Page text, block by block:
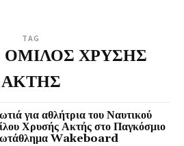
TAG
ΟΜΙΛΟΣ ΧΡΥΣΗΣ
ΑΚΤΗΣ
για αθλήτρια του Ναυτικού
Χρυσής Ακτής στο Παγκόσμιο
Wakeboard